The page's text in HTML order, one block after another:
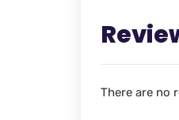
There are no